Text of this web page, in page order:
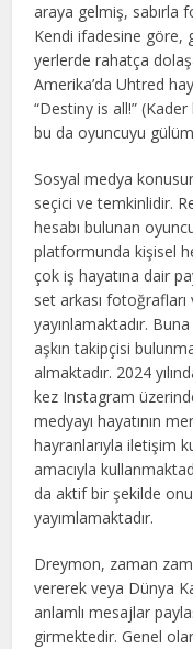
araya gelmiş, sabırla
Kendi ifadesine göre,
yerlerde rahatça
Amerika’da Uhtred
“Destiny is all!”
bu da oyuncuyu
Sosyal medya
seçici ve temkinlidir.
hesabı bulunan
platformunda kişisel
çok iş hayatına dair
set arkası
yayınlamaktadır.
aşkın takipçisi
almaktadır. 2024
kez Instagram
medyayı hayatının
hayranlarıyla iletişim
amacıyla
da aktif bir şekilde
yayımlamaktadır.
Dreymon, zaman
vererek veya Dünya
anlamlı mesajlar
girmektedir. Genel